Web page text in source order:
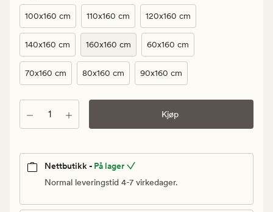
899,90
kr100x160 cm 110x160 cm 120x160 cm
140x160 cm 160x160 cm 60x160 cm
70x160 cm 80x160 cm 90x160 cm
Antall Kjøp
Nettbutikk - På lager
Normal leveringstid 4-7 virkedager.